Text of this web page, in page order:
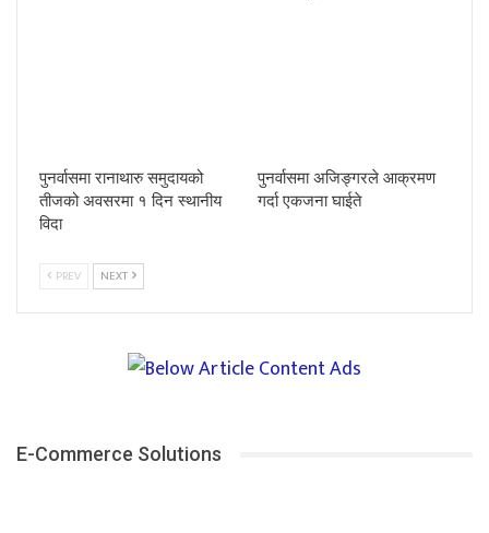
पुनर्वासमा रानाथारु समुदायको
तीजको अवसरमा १ दिन स्थानीय
विदा
पुनर्वासमा अजिङ्गरले आक्रमण
गर्दा एकजना घाईते
PREV NEXT
E-Commerce Solutions